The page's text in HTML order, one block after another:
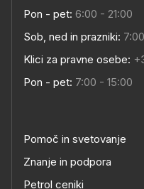
Pon - pet: 6:00 - 21:00
Sob, ned in prazniki:
Klici za pravne osebe:
Pon - pet: 7:00 - 15:00
Pomoč in svetovanje
Znanje in podpora
Petrol ceniki